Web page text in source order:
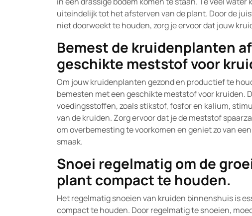
uiteindelijk tot het afsterven van de plant. Door de
niet doorweekt te houden, zorg je ervoor dat jouw
Bemest de kruidenplanten
geschikte meststof voor
Om jouw kruidenplanten gezond en productief te
bemesten met een geschikte meststof voor kruiden.
voedingsstoffen, zoals stikstof, fosfor en kalium,
van de kruiden. Zorg ervoor dat je de meststof
om overbemesting te voorkomen en geniet zo van
smaak.
Snoei regelmatig om de
plant compact te houden.
Het regelmatig snoeien van kruiden binnenshuis is
compact te houden. Door regelmatig te snoeien,